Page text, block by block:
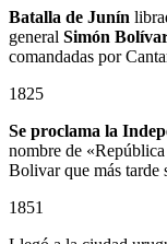
Batalla de Junín
general Simón
comandadas por
1825
Se proclama la
nombre de
Bolivar que más tarde
1851